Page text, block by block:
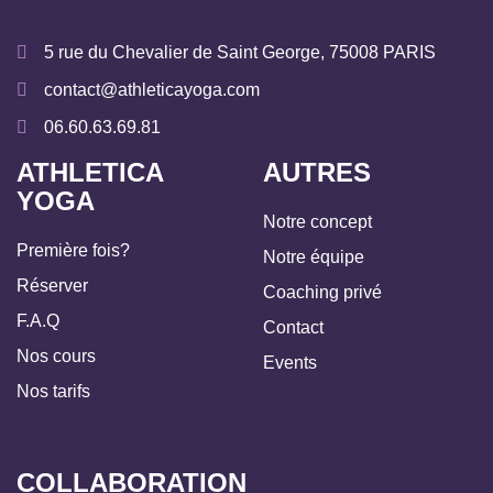
5 rue du Chevalier de Saint George, 75008 PARIS
contact@athleticayoga.com
06.60.63.69.81
ATHLETICA
YOGA
Première fois?
Réserver
F.A.Q
Nos cours
Nos tarifs
AUTRES
Notre concept
Notre équipe
Coaching privé
Contact
Events
COLLABORATION